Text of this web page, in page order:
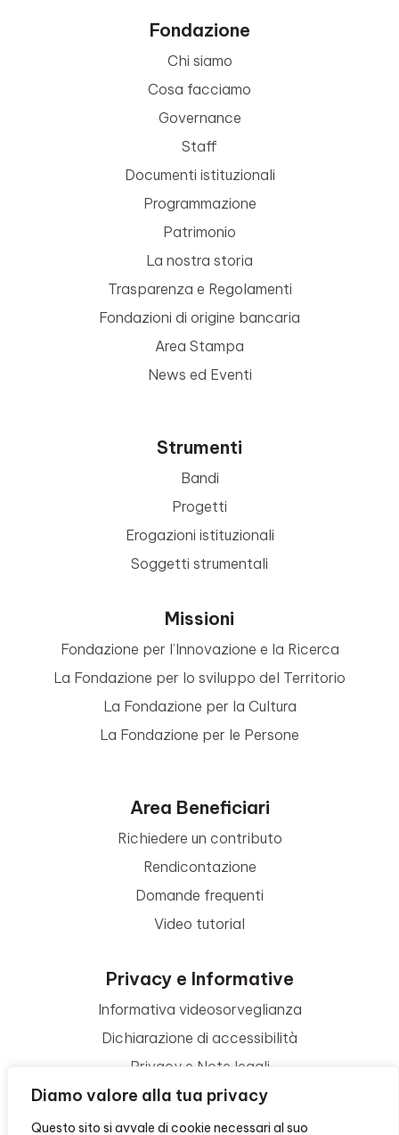
Diamo valore alla tua privacy
Questo sito si avvale di cookie necessari al suo
Fondazione
Chi siamo
Cosa facciamo
Governance
Staff
Documenti istituzionali
Programmazione
Patrimonio
La nostra storia
Trasparenza e Regolamenti
Fondazioni di origine bancaria
Area Stampa
News ed Eventi
Strumenti
Bandi
Progetti
Erogazioni istituzionali
Soggetti strumentali
Missioni
Fondazione per l’Innovazione e la Ricerca
La Fondazione per lo sviluppo del Territorio
La Fondazione per la Cultura
La Fondazione per le Persone
Area Beneficiari
Richiedere un contributo
Rendicontazione
Domande frequenti
Video tutorial
Privacy e Informative
Informativa videosorveglianza
Dichiarazione di accessibilità
Privacy e Note legali
Termini di utilizzo
Cookie policy